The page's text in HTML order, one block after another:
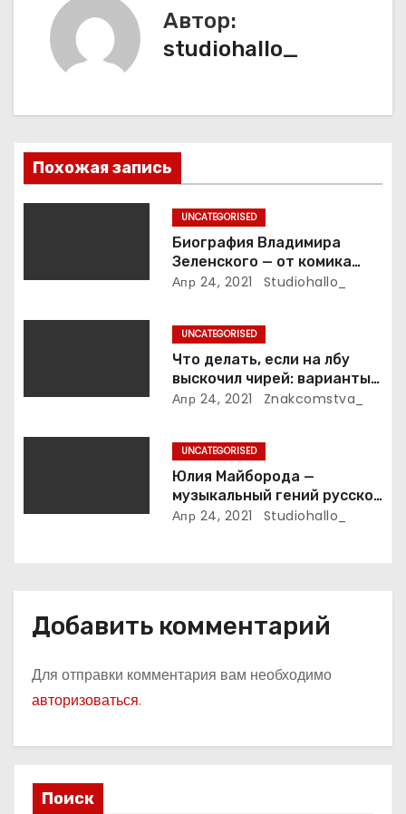
п
о
а
п
с
я
Автор:
studiohallo_
Похожая запись
UNCATEGORISED
Биография Владимира
Зеленского — от комика
студии «Квартал 95» до
личная жизнь
Апр 24, 2021 Studiohallo_
UNCATEGORISED
Что делать, если на лбу
выскочил чирей: варианты
лечения
Апр 24, 2021 Znakcomstva_
UNCATEGORISED
Юлия Майборода —
музыкальный гений русской
эстрады и победительница
Апр 24, 2021 Studiohallo_
Добавить комментарий
Для отправки комментария вам необходимо
авторизоваться.
Поиск